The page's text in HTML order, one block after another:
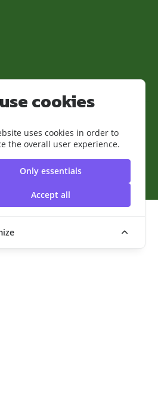
cookies
uses cookies in order to
the overall user experience.
Only essentials
Accept all
คโนโลยีการเกษตรและอุตสาหกรรม
มหาวิทยาลัยเทคโนโลยีราชมงคล